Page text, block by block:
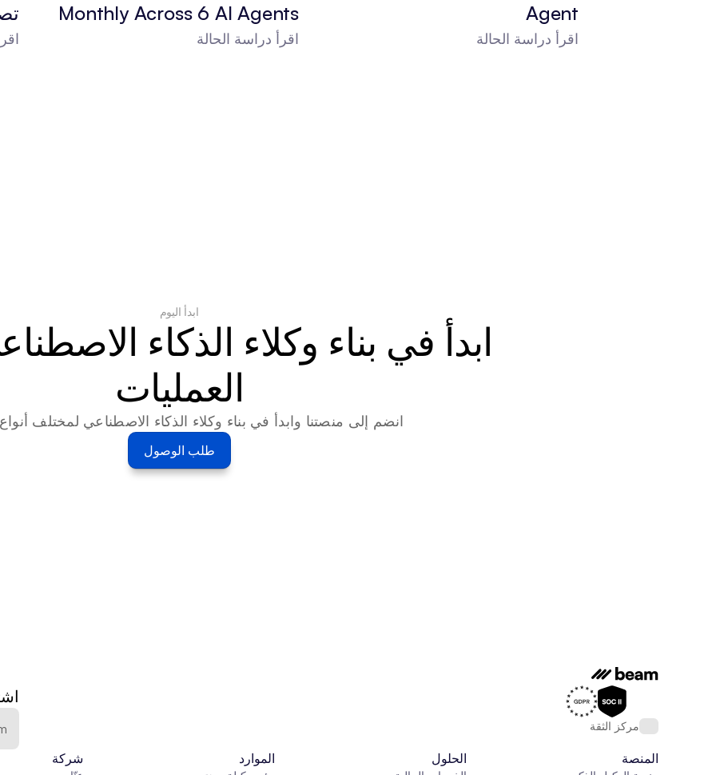
Agent
اقرأ دراسة الحالة
Monthly Across 6 AI Agents
اقرأ دراسة الحالة
ابدأ اليوم
العمليات
انضم إلى منصتنا وابدأ في بناء وكلاء الذكاء الاصطناعي لمختلف أنواع
طلب الوصول
مركز الثقة
المنصة الحلول الموارد شركة